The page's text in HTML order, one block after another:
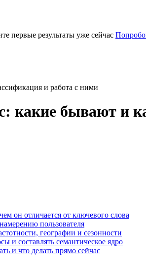
первые результаты уже сейчас
и работа с ними
какие бывают и
он отличается от ключевого слова
пользователя
географии и сезонности
и составлять семантическое ядро
и что делать прямо сейчас